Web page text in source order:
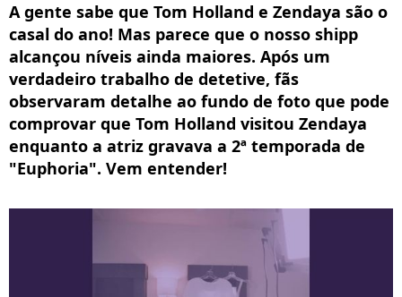
A gente sabe que Tom Holland e Zendaya são o
casal do ano! Mas parece que o nosso shipp
alcançou níveis ainda maiores. Após um
verdadeiro trabalho de detetive, fãs
observaram detalhe ao fundo de foto que pode
comprovar que Tom Holland visitou Zendaya
enquanto a atriz gravava a 2ª temporada de
"Euphoria". Vem entender!